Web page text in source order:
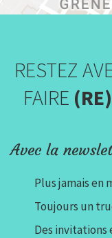
RESTEZ
FAIRE
Avec la
Plus jamais en
Toujours un
Des invitations